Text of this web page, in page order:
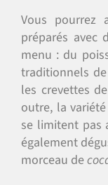
Vous pourrez
préparés avec
menu : du
traditionnels
les crevettes
outre, la
se limitent pas
également
morceau de